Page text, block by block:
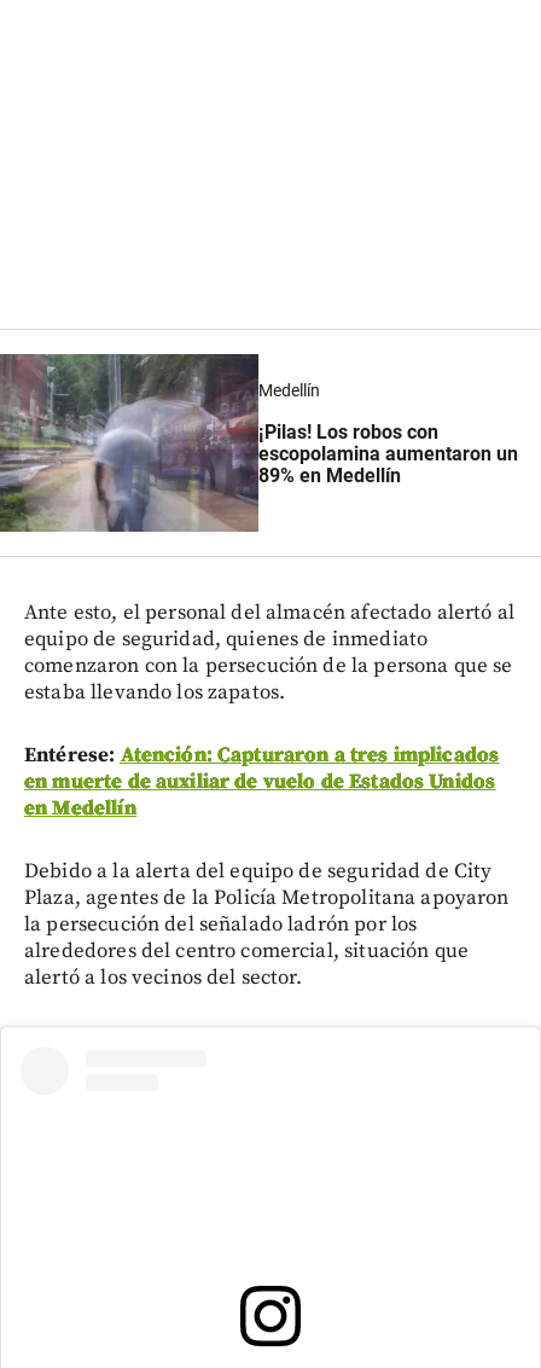
Medellín
¡Pilas! Los robos con
escopolamina aumentaron un
89% en Medellín
Ante esto, el personal del almacén afectado alertó al
equipo de seguridad, quienes de inmediato
comenzaron con la persecución de la persona que se
estaba llevando los zapatos.
Entérese: Atención: Capturaron a tres implicados
en muerte de auxiliar de vuelo de Estados Unidos
en Medellín
Debido a la alerta del equipo de seguridad de City
Plaza, agentes de la Policía Metropolitana apoyaron
la persecución del señalado ladrón por los
alrededores del centro comercial, situación que
alertó a los vecinos del sector.